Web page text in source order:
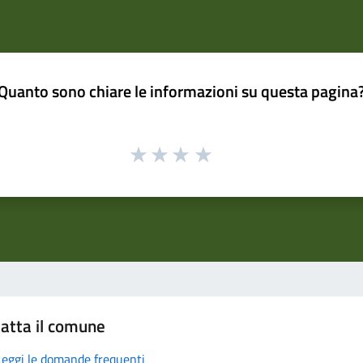
sono chiare le informazioni su questa
il comune
le domande frequenti